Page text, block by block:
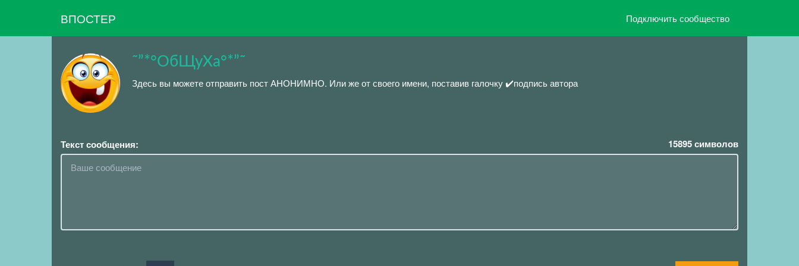
ВПОСТЕР Подключить сообщество
˜”*°ОбЩуХа°*”˜
Здесь вы можете отправить пост АНОНИМНО. Или же от своего имени, поставив галочку ✔️подпись автора
Текст сообщения: 15895символов